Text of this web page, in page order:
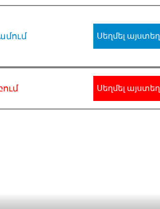
Սեղմել այստեղ
Սեղմել այստեղ